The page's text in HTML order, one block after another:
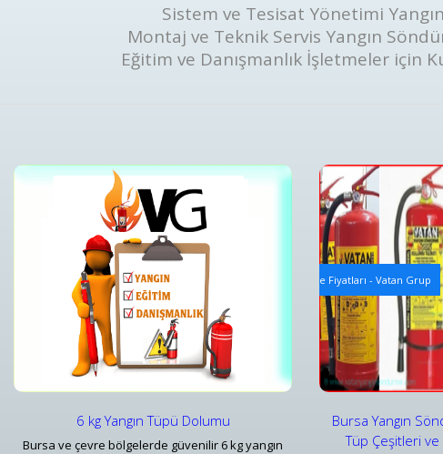
Sistem ve Tesisat Yönetimi
Montaj ve Teknik Servis Yangın
Eğitim ve Danışmanlık İşletmeler için
6 kg Yangın Tüpü Dolumu
Bursa ve çevre bölgelerde güvenilir 6 kg yangın
Yangın Tüpü Satışı ve Ekipman Tedariki
Bursa Yangın Söndürücü 1 kg 6 kg - 50 kg Tüp Çeşitleri ve Fiyatları - Vatan Grup
Detaylar
Bursa Yangın
Tüp Çeşitleri ve
Tavan Tipi
Tavan Tipi
Detaylar